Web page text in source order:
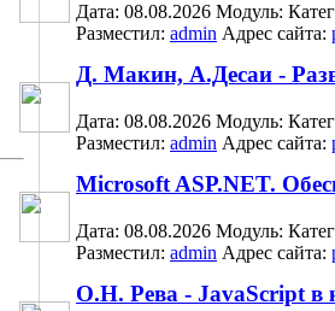
Дата: 08.08.2026 Модуль:
Разместил: admin Адрес сайта:
Д. Макин, А.Десаи -
Дата: 08.08.2026 Модуль:
Разместил: admin Адрес сайта:
Microsoft ASP.NET.
Дата: 08.08.2026 Модуль:
Разместил: admin Адрес сайта:
О.Н. Рева - JavaScript в